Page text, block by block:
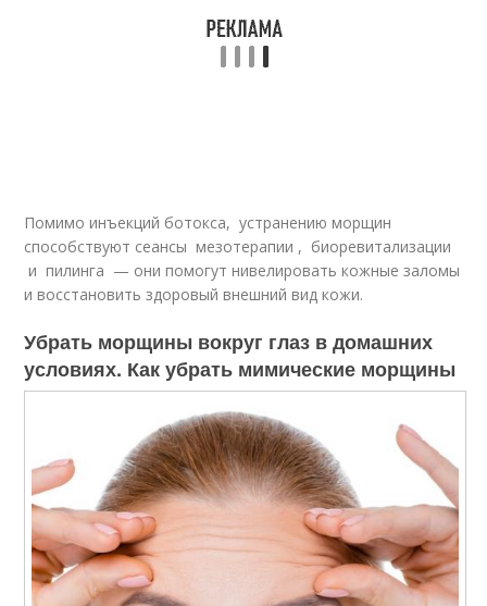
Помимо инъекций ботокса, устранению морщин
способствуют сеансы мезотерапии , биоревитализации
и пилинга — они помогут нивелировать кожные заломы
и восстановить здоровый внешний вид кожи.
Убрать морщины вокруг глаз в домашних
условиях. Как убрать мимические морщины